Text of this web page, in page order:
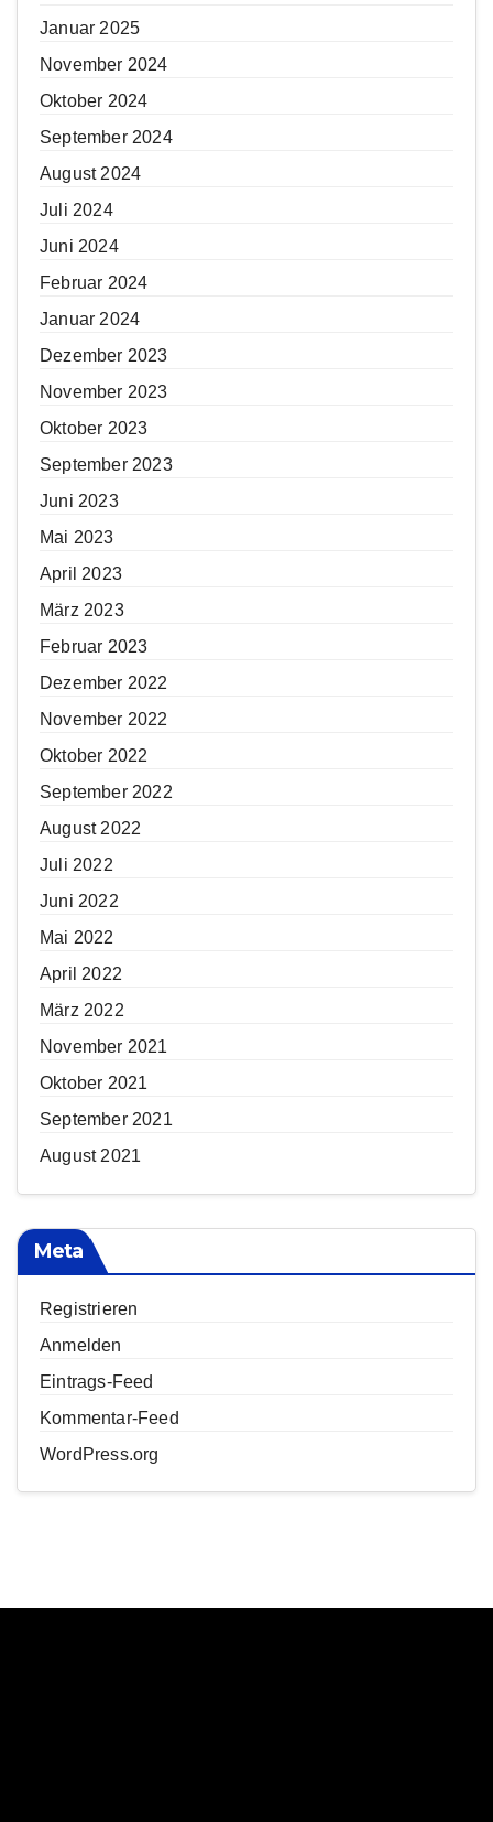
Januar 2025
November 2024
Oktober 2024
September 2024
August 2024
Juli 2024
Juni 2024
Februar 2024
Januar 2024
Dezember 2023
November 2023
Oktober 2023
September 2023
Juni 2023
Mai 2023
April 2023
März 2023
Februar 2023
Dezember 2022
November 2022
Oktober 2022
September 2022
August 2022
Juli 2022
Juni 2022
Mai 2022
April 2022
März 2022
November 2021
Oktober 2021
September 2021
August 2021
Meta
Registrieren
Anmelden
Eintrags-Feed
Kommentar-Feed
WordPress.org